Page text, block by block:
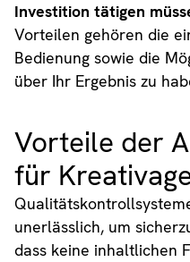
Investition tätigen
Vorteilen gehören die
Bedienung sowie die
über Ihr Ergebnis zu
Vorteile der
für
unerlässlich, um
dass keine inhaltlichen